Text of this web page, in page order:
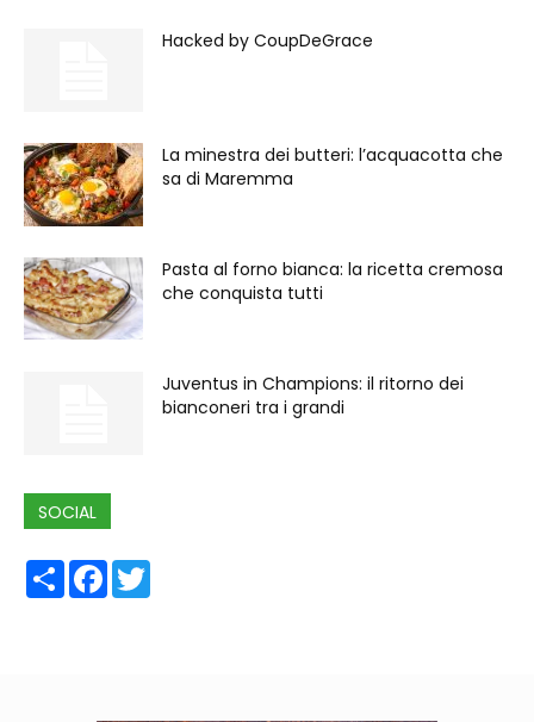
Hacked by CoupDeGrace
La minestra dei butteri: l’acquacotta che
sa di Maremma
Pasta al forno bianca: la ricetta cremosa
che conquista tutti
Juventus in Champions: il ritorno dei
bianconeri tra i grandi
SOCIAL
ShareFacebook